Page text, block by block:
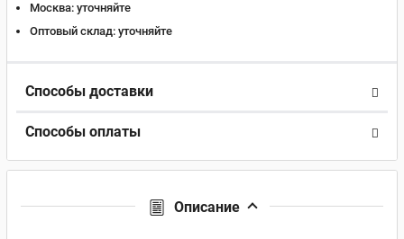
Москва: уточняйте
Оптовый склад: уточняйте
Способы доставки
Способы оплаты
Описание